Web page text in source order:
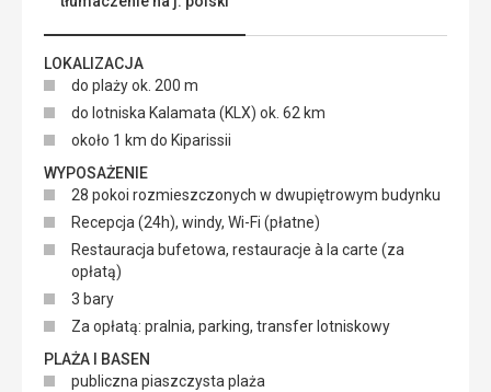
LOKALIZACJA
do plaży ok. 200 m
do lotniska Kalamata (KLX) ok. 62 km
około 1 km do Kiparissii
WYPOSAŻENIE
28 pokoi rozmieszczonych w dwupiętrowym budynku
Recepcja (24h), windy, Wi-Fi (płatne)
Restauracja bufetowa, restauracje à la carte (za
opłatą)
3 bary
Za opłatą: pralnia, parking, transfer lotniskowy
PLAŻA I BASEN
publiczna piaszczysta plaża